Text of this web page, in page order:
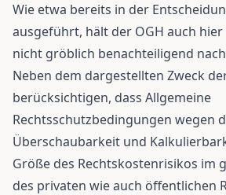
Wie etwa bereits in der
ausgeführt, hält der OGH auch hier
nicht gröblich benachteiligend nach
Neben dem dargestellten Zweck
berücksichtigen, dass Allgemeine
Rechtsschutzbedingungen wegen
Überschaubarkeit und
Größe des Rechtskostenrisikos im
des privaten wie auch öffentlichen